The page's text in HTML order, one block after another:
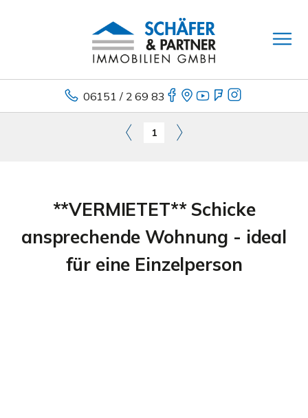
06151 / 2 69 83
1
**VERMIETET** Schicke
ansprechende Wohnung - ideal
für eine Einzelperson